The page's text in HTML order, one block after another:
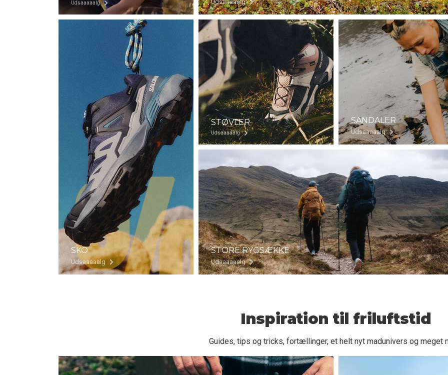
Udsaaaaalg Udsaaaaalg
SKO
Udsaaaaalg
STØVLER
Udsaaaaalg
SANDALER
Udsaaaaalg
STORE RYGSÆKKE
Udsaaaaalg
Inspiration til friluftstid
Guides, tips og tricks, fortællinger, et helt nyt madunivers og meget